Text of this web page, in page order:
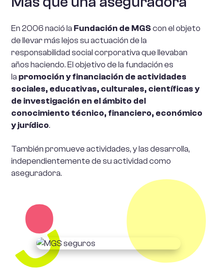
En 2006 nació la Fundación de MGScon el objeto
de llevar más lejos su actuación de la
responsabilidad social corporativa que llevaban
años haciendo. El objetivo de la fundación es
la promoción y financiación de actividades
sociales, educativas, culturales, científicas y
de investigación en el ámbito del
conocimiento técnico, financiero, económico
y jurídico.
También promueve actividades, y las desarrolla,
independientemente de su actividad como
aseguradora.